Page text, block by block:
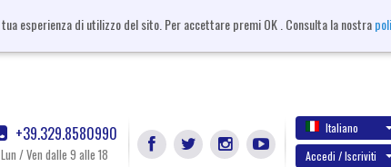
esperienza di utilizzo del sito. Per accettare premi OK . Consulta la nostra
+39.329.8580990
Lun / Ven dalle 9 alle 18
Italiano
Accedi / Iscriviti